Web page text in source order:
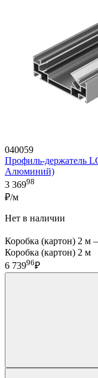
040059
Профиль-держатель
Алюминий)
3 36998
₽/м
Нет в наличии
Коробка (картон) 2 м
Коробка (картон) 2 м
6 73996₽